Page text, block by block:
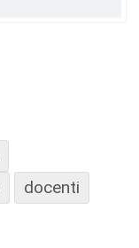
docenti